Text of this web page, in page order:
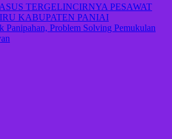
TERGELINCIRNYA PESAWAT
KABUPATEN PANIAI
Panipahan, Problem Solving Pemukulan